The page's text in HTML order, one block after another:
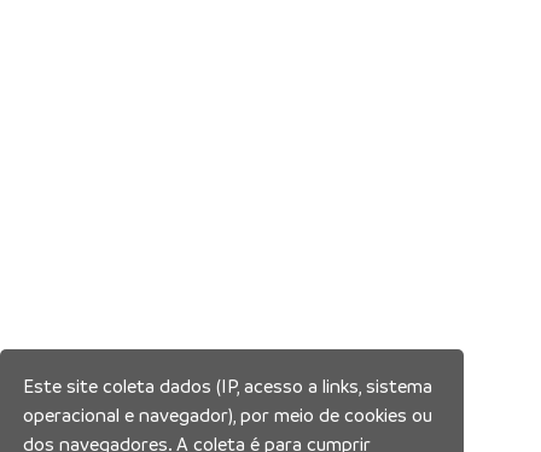
Este site coleta dados (IP, acesso a links, sistema
operacional e navegador), por meio de cookies ou
dos navegadores. A coleta é para cumprir